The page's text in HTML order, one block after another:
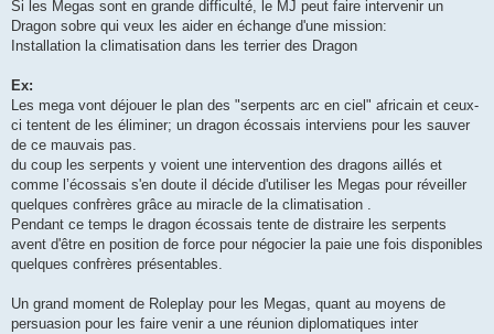
Si les Megas sont en grande difficulté, le MJ peut faire intervenir un
Dragon sobre qui veux les aider en échange d'une mission:
Installation la climatisation dans les terrier des Dragon
Ex:
Les mega vont déjouer le plan des "serpents arc en ciel" africain et ceux-
ci tentent de les éliminer; un dragon écossais interviens pour les sauver
de ce mauvais pas.
du coup les serpents y voient une intervention des dragons aillés et
comme l’écossais s'en doute il décide d'utiliser les Megas pour réveiller
quelques confrères grâce au miracle de la climatisation .
Pendant ce temps le dragon écossais tente de distraire les serpents
avent d'être en position de force pour négocier la paie une fois disponibles
quelques confrères présentables.
Un grand moment de Roleplay pour les Megas, quant au moyens de
persuasion pour les faire venir a une réunion diplomatiques inter